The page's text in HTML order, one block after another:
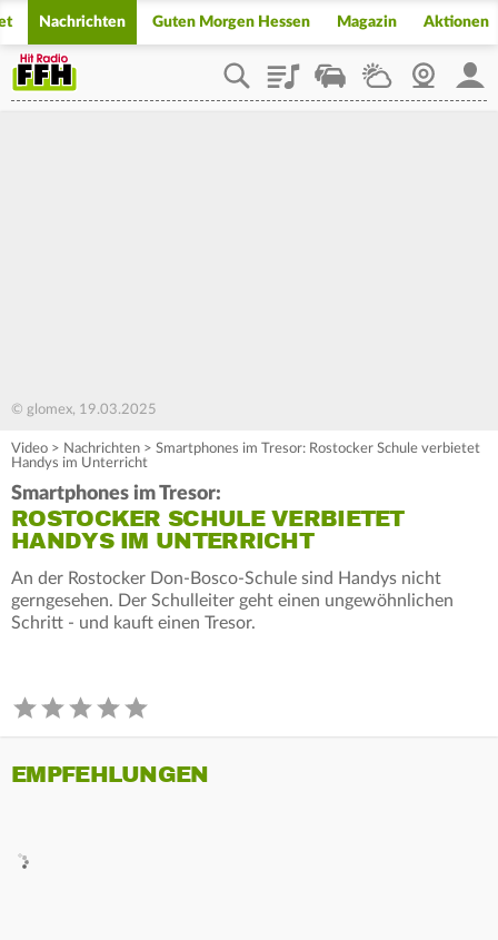
Nachrichten Guten Morgen Hessen Magazin Aktionen
PlaylistStaupilotWetterWebcam
© glomex, 19.03.2025
Video > Nachrichten > Smartphones im Tresor: Rostocker Schule verbietet
Handys im Unterricht
Smartphones im Tresor:
ROSTOCKER SCHULE VERBIETET
HANDYS IM UNTERRICHT
An der Rostocker Don-Bosco-Schule sind Handys nicht
gerngesehen. Der Schulleiter geht einen ungewöhnlichen
Schritt - und kauft einen Tresor.
EMPFEHLUNGEN